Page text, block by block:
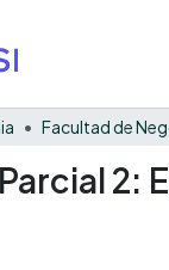
2: